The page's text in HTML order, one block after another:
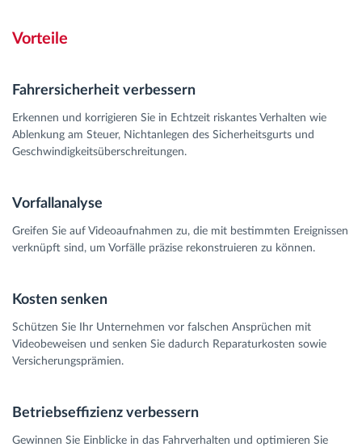
Vorteile
Fahrersicherheit verbessern
Erkennen und korrigieren Sie in Echtzeit riskantes Verhalten wie
Ablenkung am Steuer, Nichtanlegen des Sicherheitsgurts und
Geschwindigkeitsüberschreitungen.
Vorfallanalyse
Greifen Sie auf Videoaufnahmen zu, die mit bestimmten Ereignissen
verknüpft sind, um Vorfälle präzise rekonstruieren zu können.
Kosten senken
Schützen Sie Ihr Unternehmen vor falschen Ansprüchen mit
Videobeweisen und senken Sie dadurch Reparaturkosten sowie
Versicherungsprämien.
Betriebseffizienz verbessern
Gewinnen Sie Einblicke in das Fahrverhalten und optimieren Sie